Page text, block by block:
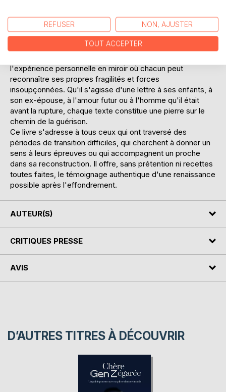
l'évolution d'un homme qui réapprend à se tenir debout. De
la colère à l'acceptation, du désespoir à la renaissance, ce
témoignage personnel résonne comme un message
universel : on peut tomber, et se relever avec grâce.
l'expérience personnelle en miroir où chacun peut
reconnaître ses propres fragilités et forces
insoupçonnées. Qu'il s'agisse d'une lettre à ses enfants, à
son ex-épouse, à l'amour futur ou à l'homme qu'il était
avant la rupture, chaque texte constitue une pierre sur le
chemin de la guérison.
Ce livre s'adresse à tous ceux qui ont traversé des
périodes de transition difficiles, qui cherchent à donner un
sens à leurs épreuves ou qui accompagnent un proche
dans sa reconstruction. Il offre, sans prétention ni recettes
toutes faites, le témoignage authentique d'une renaissance
possible après l'effondrement.
AUTEUR(S)
CRITIQUES PRESSE
AVIS
D’AUTRES TITRES À DÉCOUVRIR
REFUSER NON, AJUSTER
TOUT ACCEPTER